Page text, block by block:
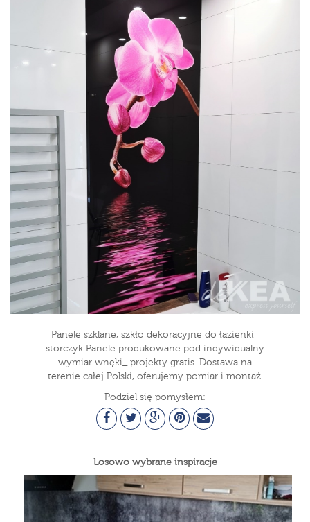
Panele szklane, szkło dekoracyjne do łazienki_
storczyk Panele produkowane pod indywidualny
wymiar wnęki_ projekty gratis. Dostawa na
terenie całej Polski, oferujemy pomiar i montaż.
Podziel się pomysłem:
Losowo wybrane inspiracje